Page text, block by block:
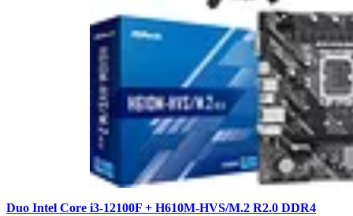
Duo Intel Core i3-12100F + H610M-HVS/M.2 R2.0 DDR4